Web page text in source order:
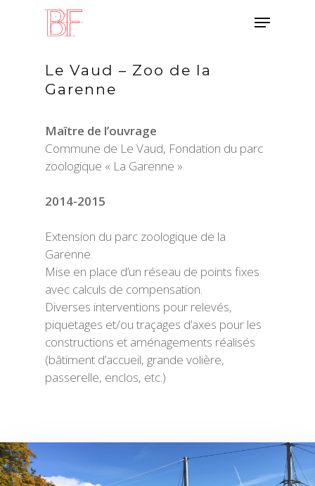
Menu
Le Vaud – Zoo de la
Garenne
Maître de l’ouvrage
Commune de Le Vaud, Fondation du parc
zoologique « La Garenne »
2014-2015
Extension du parc zoologique de la
Garenne.
Mise en place d’un réseau de points fixes
avec calculs de compensation.
Diverses interventions pour relevés,
piquetages et/ou traçages d’axes pour les
constructions et aménagements réalisés
(bâtiment d’accueil, grande volière,
passerelle, enclos, etc.)